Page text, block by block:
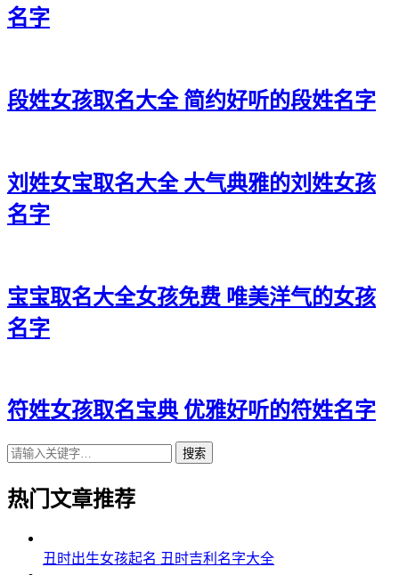
名字
段姓女孩取名大全 简约好听的段姓名字
刘姓女宝取名大全 大气典雅的刘姓女孩
名字
宝宝取名大全女孩免费 唯美洋气的女孩
名字
符姓女孩取名宝典 优雅好听的符姓名字
搜索
热门文章推荐
丑时出生女孩起名 丑时吉利名字大全